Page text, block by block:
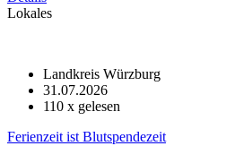
Lokales
Landkreis Würzburg
31.07.2026
110 x gelesen
Ferienzeit ist Blutspendezeit